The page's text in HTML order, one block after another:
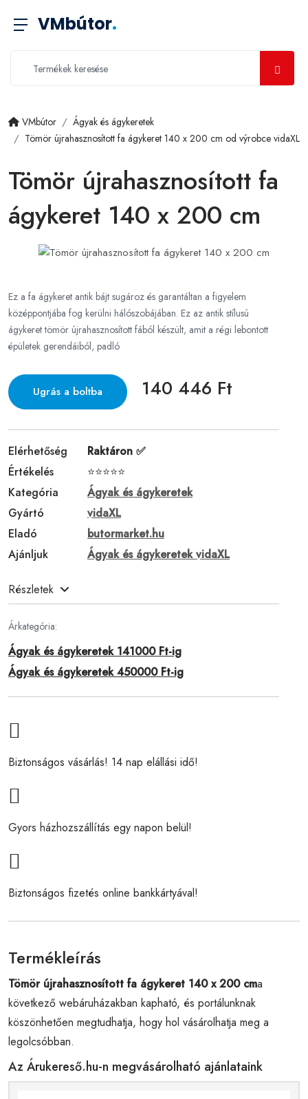
VMbútor.
VMbútor
Ágyak és ágykeretek
Tömör újrahasznosított fa ágykeret 140 x 200 cm od výrobce vidaXL
Tömör újrahasznosított fa
ágykeret 140 x 200 cm
Ez a fa ágykeret antik bájt sugároz és garantáltan a figyelem
középpontjába fog kerülni hálószobájában. Ez az antik stílusú
ágykeret tömör újrahasznosított fából készült, amit a régi lebontott
épületek gerendáiból, padló
Ugrás a boltba 140 446 Ft
Elérhetőség
Raktáron ✅
Értékelés
⭐⭐⭐⭐⭐
Kategória
Ágyak és ágykeretek
Gyártó
vidaXL
Eladó
butormarket.hu
Ajánljuk
Ágyak és ágykeretek vidaXL
Részletek
Árkategória:
Ágyak és ágykeretek 141000 Ft-ig
Ágyak és ágykeretek 450000 Ft-ig
Biztonságos vásárlás! 14 nap elállási idő!
Gyors házhozszállítás egy napon belül!
Biztonságos fizetés online bankkártyával!
Termékleírás
Tömör újrahasznosított fa ágykeret 140 x 200 cma
következő webáruházakban kapható, és portálunknak
köszönhetően megtudhatja, hogy hol vásárolhatja meg a
legolcsóbban.
Az Árukereső.hu-n megvásárolható ajánlataink